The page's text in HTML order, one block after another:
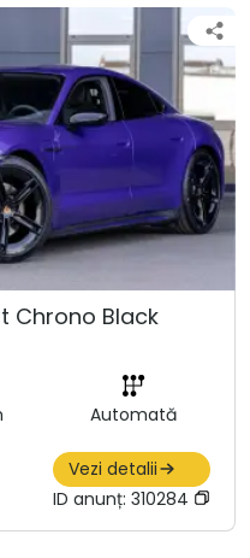
Chrono Black
Automată
Vezi detalii
ID anunț: 310284